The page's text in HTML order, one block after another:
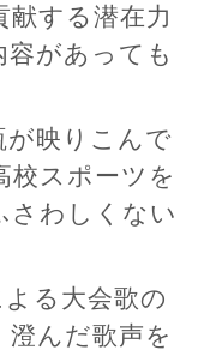
する潜在力
があっても
が映りこんで
校スポーツを
さわしくない
る大会歌の
んだ歌声を